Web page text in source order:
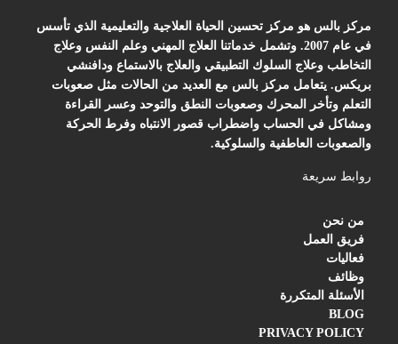
مركز بالس هو مركز تحسين الحياة العلاجية والتعليمية الذي تأسس
في عام 2007. وتشمل خدماتنا العلاج المهني وعلم النفس وعلاج
التخاطب وعلاج السلوك التطبيقي والعلاج بالاستماع ودافنشي
بريكس. يتعامل مركز بالس مع العديد من الحالات مثل صعوبات
التعلم وتأخر المحرك وصعوبات النطق والتوحد وعسر القراءة
ومشاكل في الحساب واضطراب قصور الانتباه وفرط الحركة
والصعوبات العاطفية والسلوكية.
روابط سريعة
من نحن
فريق العمل
فعاليات
وظائف
الأسئلة المتكررة
BLOG
PRIVACY POLICY